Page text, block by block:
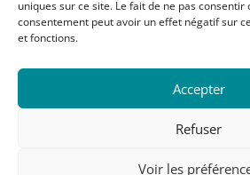
uniques sur ce site. Le fait de ne pas
consentement peut avoir un effet négatif sur
et fonctions.
Accepter
Refuser
Voir les
Pour toute question,
prestations présentées sur le
envoyer un message à l’éditeur
formulaire de contact présent
Design, photos et contenus Copyright ©